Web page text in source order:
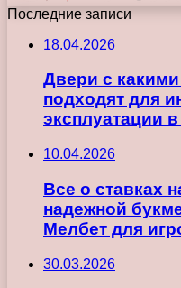
Последние записи
18.04.2026
Двери с
подходят для
эксплуатации
10.04.2026
Все о ставках
надежной
Мелбет для
30.03.2026